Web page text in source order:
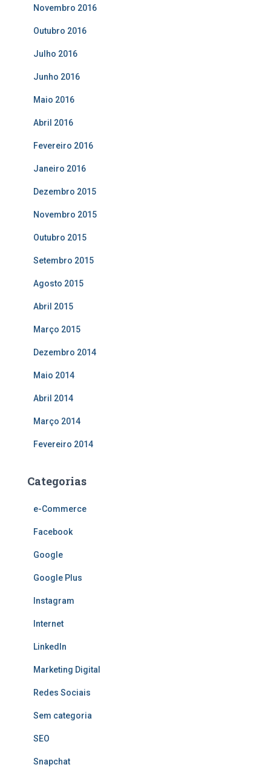
Novembro 2016
Outubro 2016
Julho 2016
Junho 2016
Maio 2016
Abril 2016
Fevereiro 2016
Janeiro 2016
Dezembro 2015
Novembro 2015
Outubro 2015
Setembro 2015
Agosto 2015
Abril 2015
Março 2015
Dezembro 2014
Maio 2014
Abril 2014
Março 2014
Fevereiro 2014
Categorias
e-Commerce
Facebook
Google
Google Plus
Instagram
Internet
LinkedIn
Marketing Digital
Redes Sociais
Sem categoria
SEO
Snapchat